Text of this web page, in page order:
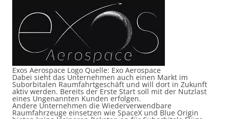
Exos Aerospace Logo Quelle: Exo Aerospace
Dabei sieht das Unternehmen auch einen Markt im
Suborbitalen Raumfahrtgeschäft und will dort in Zukunft
aktiv werden. Bereits der Erste Start soll mit der Nutzlast
eines Ungenannten Kunden erfolgen.
Andere Unternehmen die Wiederverwendbare
Raumfahrzeuge einsetzen wie SpaceX und Blue Origin